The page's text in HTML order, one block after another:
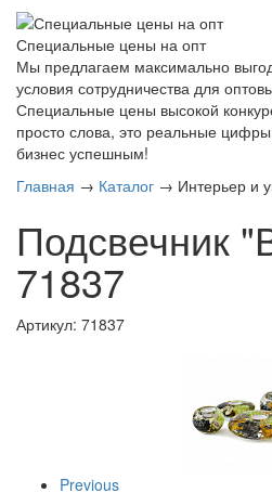
Специальные цены на опт
Мы предлагаем максимально
условия сотрудничества для
Специальные цены высокой
просто слова, это реальные
бизнес успешным!
Главная → Каталог → Интерьер и
Подсвечник
71837
Артикул: 71837
Previous